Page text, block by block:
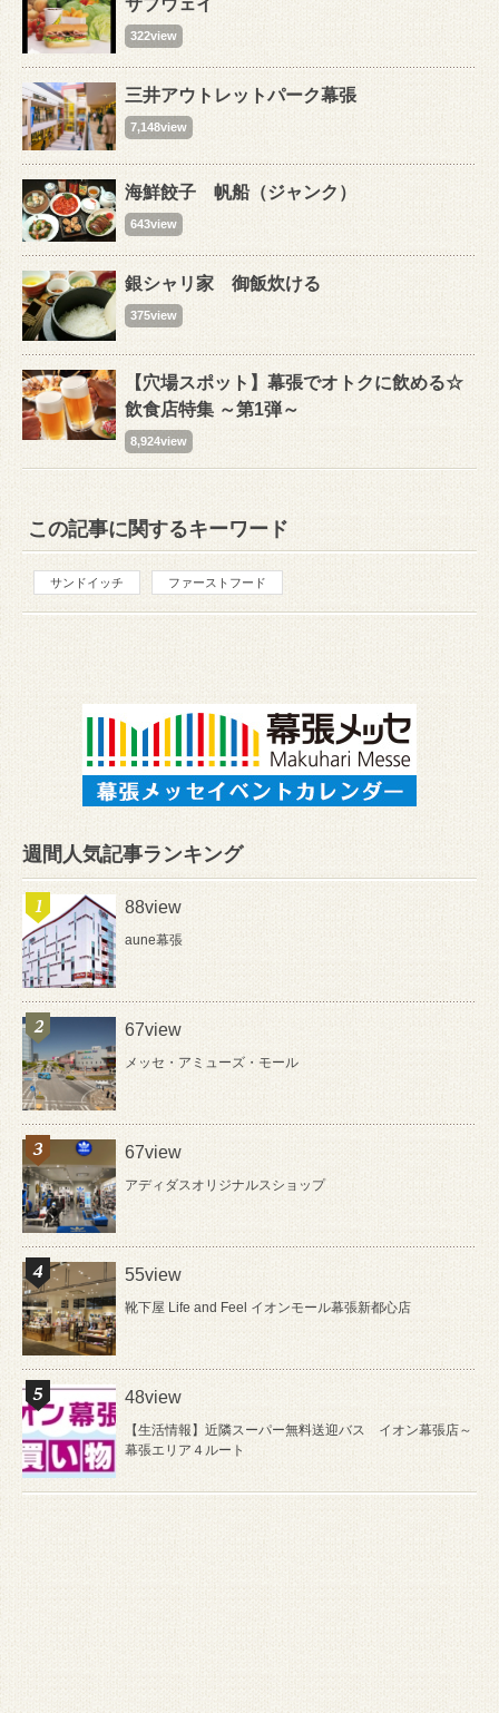
サブウェイ
322view
三井アウトレットパーク幕張
7,148view
海鮮餃子 帆船（ジャンク）
643view
銀シャリ家 御飯炊ける
375view
【穴場スポット】幕張でオトクに飲める☆
飲食店特集 ～第1弾～
8,924view
この記事に関するキーワード
サンドイッチ ファーストフード
週間人気記事ランキング
88view
aune幕張
67view
メッセ・アミューズ・モール
67view
アディダスオリジナルスショップ
55view
靴下屋 Life and Feel イオンモール幕張新都心店
48view
【生活情報】近隣スーパー無料送迎バス イオン幕張店～
幕張エリア４ルート